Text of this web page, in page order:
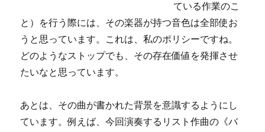
ている作業のこ
と）を行う際には、その楽器が持つ音色は全部使お
うと思っています。これは、私のポリシーですね。
どのようなストップでも、その存在価値を発揮させ
たいなと思っています。
あとは、その曲が書かれた背景を意識するようにし
ています。例えば、今回演奏するリスト作曲の《バ